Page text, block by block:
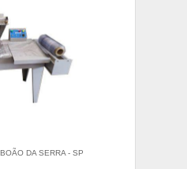
DA SERRA - SP